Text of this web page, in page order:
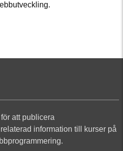
att publicera
information till kurser på